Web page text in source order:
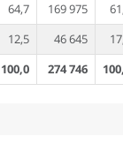
64,7 169 975
12,5 46 645
100,0 274 746